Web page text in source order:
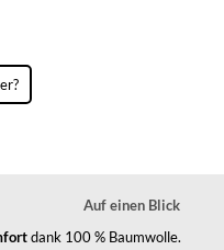
Auf einen Blick
dank 100 % Baumwolle.